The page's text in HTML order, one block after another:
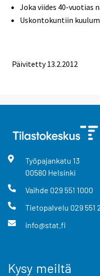
Joka viides 40-vuotias
Uskontokuntiin
Päivitetty 13.2.2012
Työpajankatu 13
00580 Helsinki
Vaihde 029 551 1000
Tietopalvelu 029 551
info@stat.fi
Kysy meiltä